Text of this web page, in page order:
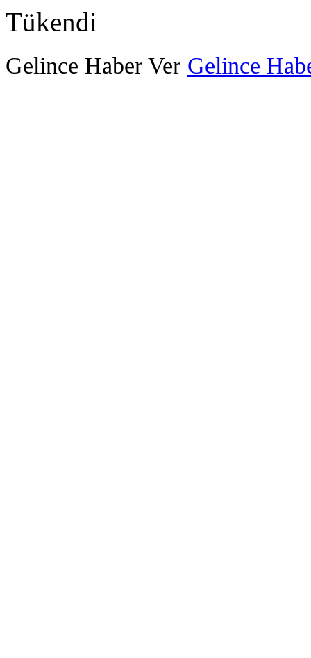
Tükendi
Gelince Haber Ver Gelince